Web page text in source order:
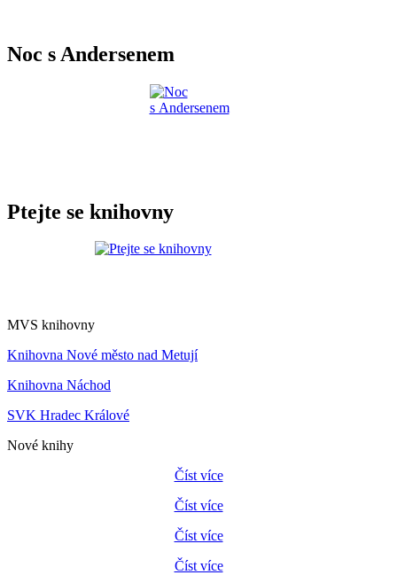
Noc s Andersenem
Ptejte se knihovny
MVS knihovny
Knihovna Nové město nad Metují
Knihovna Náchod
SVK Hradec Králové
Nové knihy
Číst více
Číst více
Číst více
Číst více